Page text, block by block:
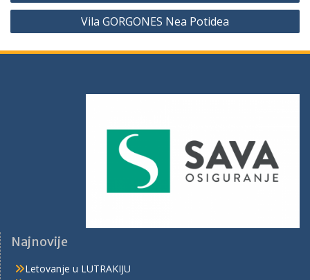
Vila GORGONES Nea Potidea
Najnovije
Letovanje u LUTRAKIJU